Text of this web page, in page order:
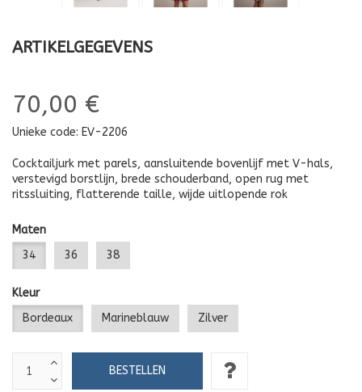
ARTIKELGEGEVENS
70,00 €
Unieke code: EV-2206
Cocktailjurk met parels, aansluitende bovenlijf met V-hals,
verstevigd borstlijn, brede schouderband, open rug met
ritssluiting, flatterende taille, wijde uitlopende rok
Maten
34
36 38
Kleur
Bordeaux
Marineblauw Zilver